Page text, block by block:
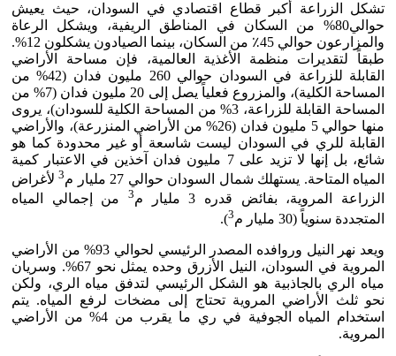
تشكل الزراعة أكبر قطاع اقتصادي في السودان، حيث يعيش
حوالي80% من السكان في المناطق الريفية، ويشكل الرعاة
والمزارعون حوالي 45٪ من السكان، بينما الصيادون يشكلون 12%.
طبقاً لتقديرات منظمة الأغذية العالمية، فإن مساحة الأراضي
القابلة للزراعة في السودان حوالي 260 مليون فدان (42% من
المساحة الكلية)، والمزروع فعلياً يصل إلى 20 مليون فدان (7% من
المساحة القابلة للزراعة، 3% من المساحة الكلية للسودان)، يروى
منها حوالي 5 مليون فدان (26% من الأراضي المنزرعة)، والأراضي
القابلة للري في السودان ليست شاسعة أو غير محدودة كما هو
شائع، بل إنها لا تزيد على 7 مليون فدان آخذين في الاعتبار كمية
المياه المتاحة. يستهلك شمال السودان حوالي 27 مليار م
3لأغراض
الزراعة المروية، بفائض قدره 3 مليار م
3 من إجمالي المياه
المتجددة سنوياً (30 مليار م
3
).
ويعد نهر النيل وروافده المصدر الرئيسي لحوالي 93% من الأراضي
المروية في السودان، النيل الأزرق وحده يمثل نحو 67%. وسريان
مياه الري بالجاذبية هو الشكل الرئيسي لتدفق مياه الري، ولكن
نحو ثلث الأراضي المروية تحتاج إلى مضخات لرفع المياه. يتم
استخدام المياه الجوفية في ري ما يقرب من 4% من الأراضي
المروية.